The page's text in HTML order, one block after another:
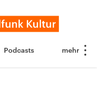
Podcasts